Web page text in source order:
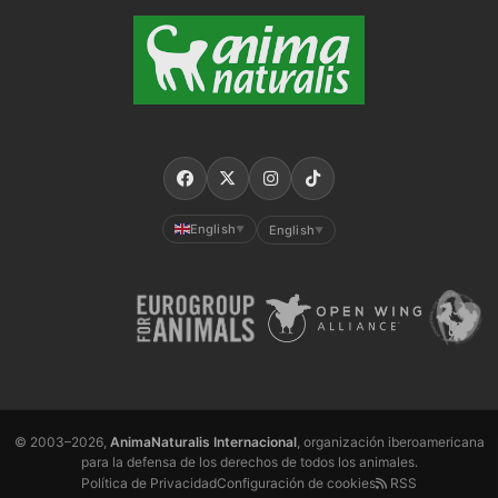
English ▼ English ▼
© 2003–2026, AnimaNaturalis Internacional, organización iberoamericana
para la defensa de los derechos de todos los animales.
Política de PrivacidadConfiguración de cookies RSS